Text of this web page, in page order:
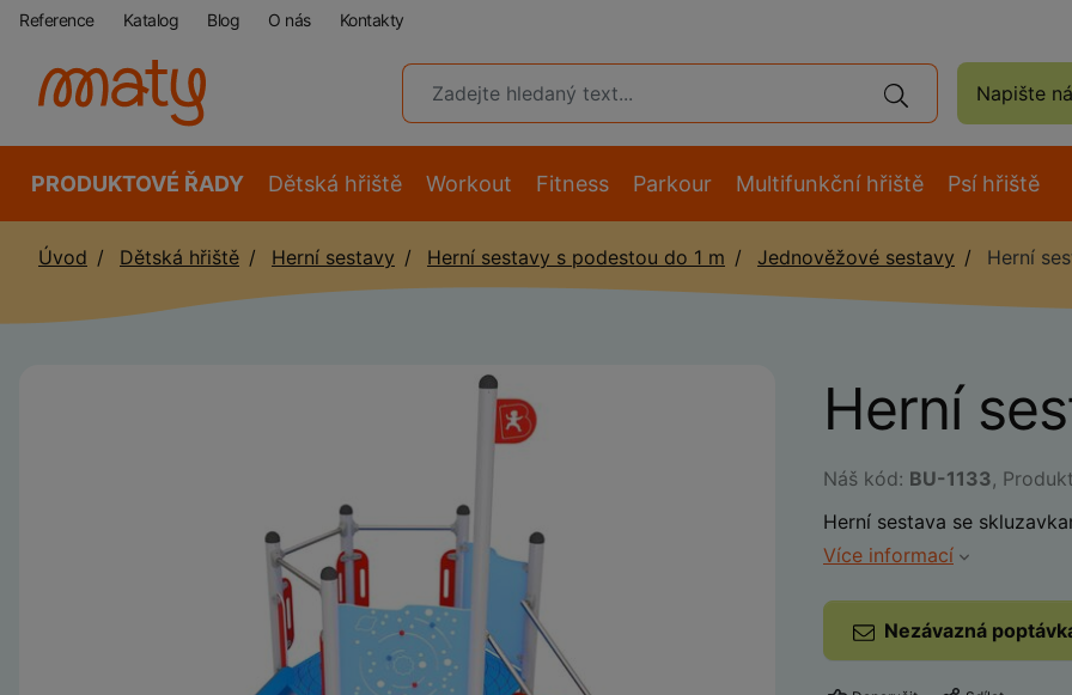
Reference Katalog Blog O nás Kontakty
Napište
PRODUKTOVÉ ŘADY Dětská hřiště Workout Fitness Parkour Multifunkční hřiště Psí hřiště
Úvod Dětská hřiště Herní sestavy Herní sestavy s podestou do 1 m Jednověžové sestavy Herní
Herní
Náš kód: BU-1133,
Herní sestava se
Více informací
Nezávazná